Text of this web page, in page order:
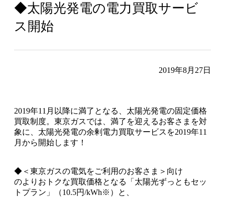
◆太陽光発電の電力買取サービ
ス開始
2019年8月27日
2019年11月以降に満了となる、太陽光発電の固定価格
買取制度。東京ガスでは、満了を迎えるお客さまを対
象に、太陽光発電の余剰電力買取サービスを2019年11
月から開始します！
◆＜東京ガスの電気をご利用のお客さま＞向け
のよりおトクな買取価格となる「太陽光ずっともセッ
トプラン」（10.5円/kWh※）と、